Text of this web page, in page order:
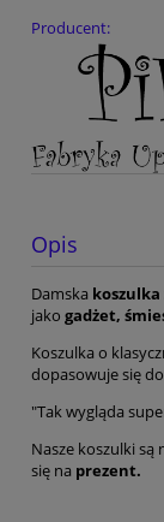
Producent:
Opis
Damska
jako gadżet,
Koszulka o
dopasowuje się
"Tak wygląda
Nasze koszulki są
się na prezent.